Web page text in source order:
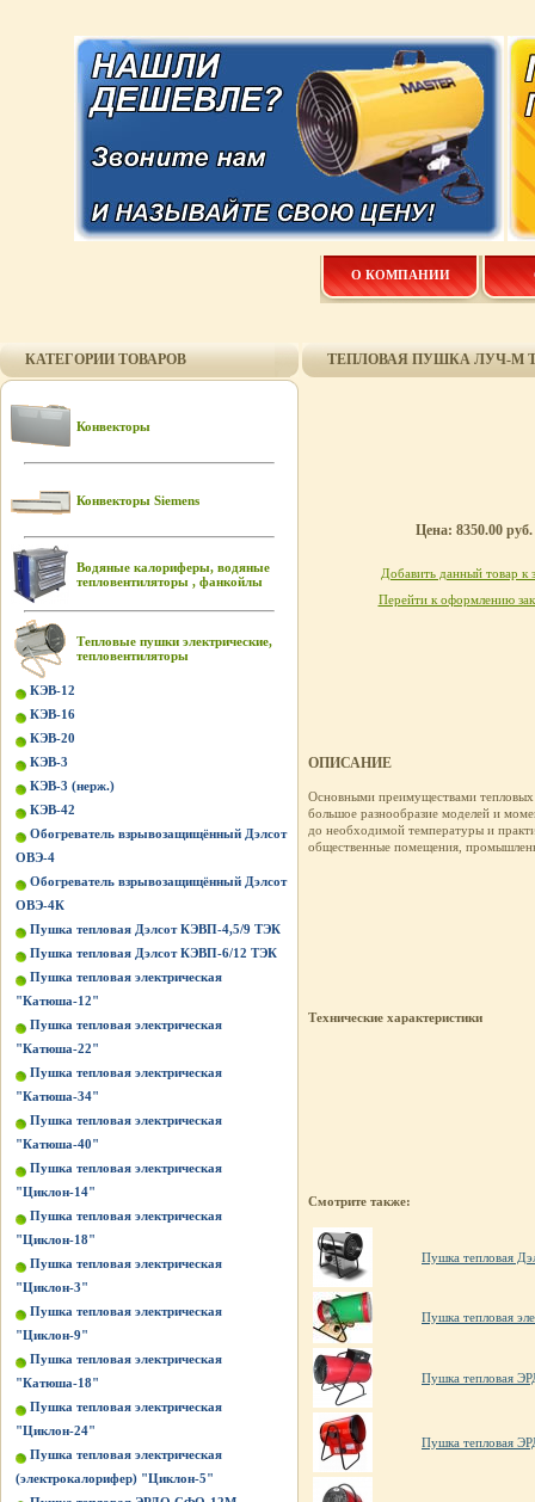
О КОМПАНИИ
КАТЕГОРИИ ТОВАРОВ
Конвекторы
Конвекторы Siemens
Водяные калориферы, водяные
тепловентиляторы , фанкойлы
Тепловые пушки электрические,
тепловентиляторы
КЭВ-12
КЭВ-16
КЭВ-20
КЭВ-3
КЭВ-3 (нерж.)
КЭВ-42
Обогреватель взрывозащищённый Дэлсот
ОВЭ-4
Обогреватель взрывозащищённый Дэлсот
ОВЭ-4К
Пушка тепловая Дэлсот КЭВП-4,5/9 ТЭК
Пушка тепловая Дэлсот КЭВП-6/12 ТЭК
Пушка тепловая электрическая
"Катюша-12"
Пушка тепловая электрическая
"Катюша-22"
Пушка тепловая электрическая
"Катюша-34"
Пушка тепловая электрическая
"Катюша-40"
Пушка тепловая электрическая
"Циклон-14"
Пушка тепловая электрическая
"Циклон-18"
Пушка тепловая электрическая
"Циклон-3"
Пушка тепловая электрическая
"Циклон-9"
Пушка тепловая электрическая
"Катюша-18"
Пушка тепловая электрическая
"Циклон-24"
Пушка тепловая электрическая
(электрокалорифер) "Циклон-5"
ТЕПЛОВАЯ ПУШКА ЛУЧ-М
Цена: 8350.00 руб.
Добавить данный товар к
Перейти к оформлению
ОПИСАНИЕ
Основными преимуществами
большое разнообразие моделей и
до необходимой температуры и
общественные помещения,
Технические характеристики
Смотрите также:
Пушка тепловая
Пушка тепловая
Пушка тепловая
Пушка тепловая